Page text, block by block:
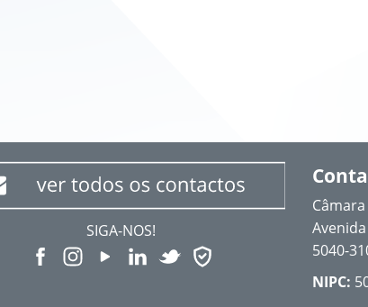
SIGA-NOS!
5040-
NIPC: